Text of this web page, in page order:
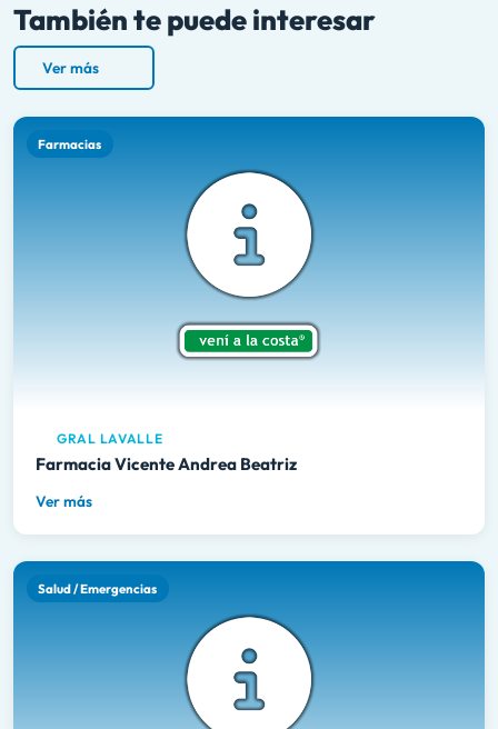
También te puede interesar
Ver más
Farmacias
GRAL LAVALLE
Farmacia Vicente Andrea Beatriz
Ver más
Salud / Emergencias